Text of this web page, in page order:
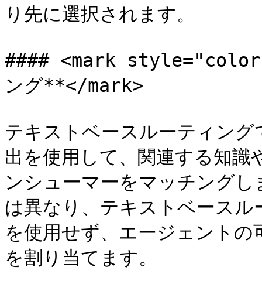
り先に選択されます。
#### <mark style="color:
ング**</mark>
テキストベースルーティン
出を使用して、関連する知
ンシューマーをマッチング
は異なり、テキストベース
を使用せず、エージェント
を割り当てます。